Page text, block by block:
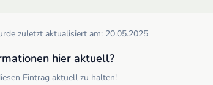
zuletzt aktualisiert am: 20.05.2025
hier aktuell?
Eintrag aktuell zu halten!